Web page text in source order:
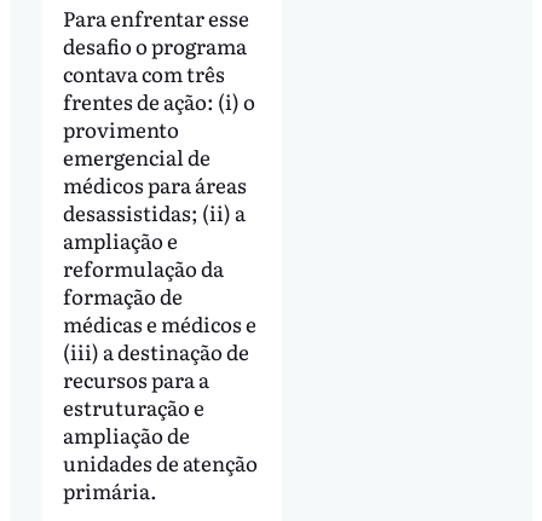
Para enfrentar esse
desafio o programa
contava com três
frentes de ação: (i) o
provimento
emergencial de
médicos para áreas
desassistidas; (ii) a
ampliação e
reformulação da
formação de
médicas e médicos e
(iii) a destinação de
recursos para a
estruturação e
ampliação de
unidades de atenção
primária.